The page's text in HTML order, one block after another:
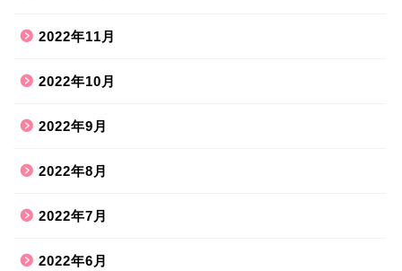
2022年11月
2022年10月
2022年9月
2022年8月
2022年7月
2022年6月